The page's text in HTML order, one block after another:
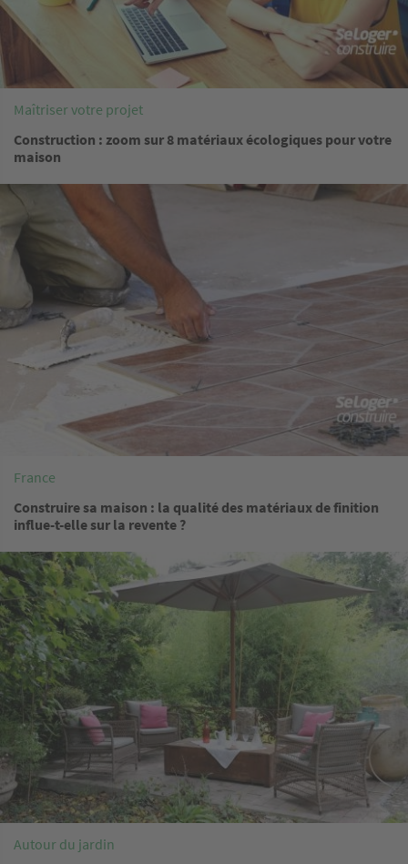
Maîtriser votre projet
Construction : zoom sur 8 matériaux écologiques pour votre
maison
Image
France
Construire sa maison : la qualité des matériaux de finition
influe-t-elle sur la revente ?
Image
Autour du jardin